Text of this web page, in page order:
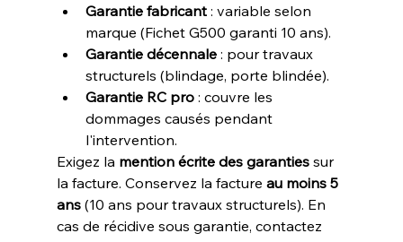
Garantie fabricant : variable selon
marque (Fichet G500 garanti 10 ans).
Garantie décennale : pour travaux
structurels (blindage, porte blindée).
Garantie RC pro : couvre les
dommages causés pendant
l'intervention.
Exigez la mention écrite des garanties sur
la facture. Conservez la facture au moins 5
ans (10 ans pour travaux structurels). En
cas de récidive sous garantie, contactez